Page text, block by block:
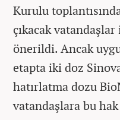
Kurulu
çıkacak
önerildi. Ancak
etapta iki doz
hatırlatma dozu
vatandaşlara bu hak